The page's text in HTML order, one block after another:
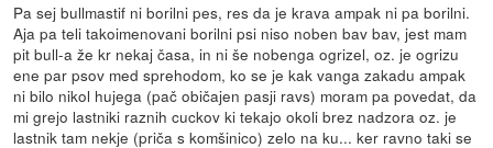
Pa sej bullmastif ni borilni pes, res da je krava ampak ni pa borilni.
Aja pa teli takoimenovani borilni psi niso noben bav bav, jest mam
pit bull-a že kr nekaj časa, in ni še nobenga ogrizel, oz. je ogrizu
ene par psov med sprehodom, ko se je kak vanga zakadu ampak
ni bilo nikol hujega (pač običajen pasji ravs) moram pa povedat, da
mi grejo lastniki raznih cuckov ki tekajo okoli brez nadzora oz. je
lastnik tam nekje (priča s komšinico) zelo na ku... ker ravno taki se